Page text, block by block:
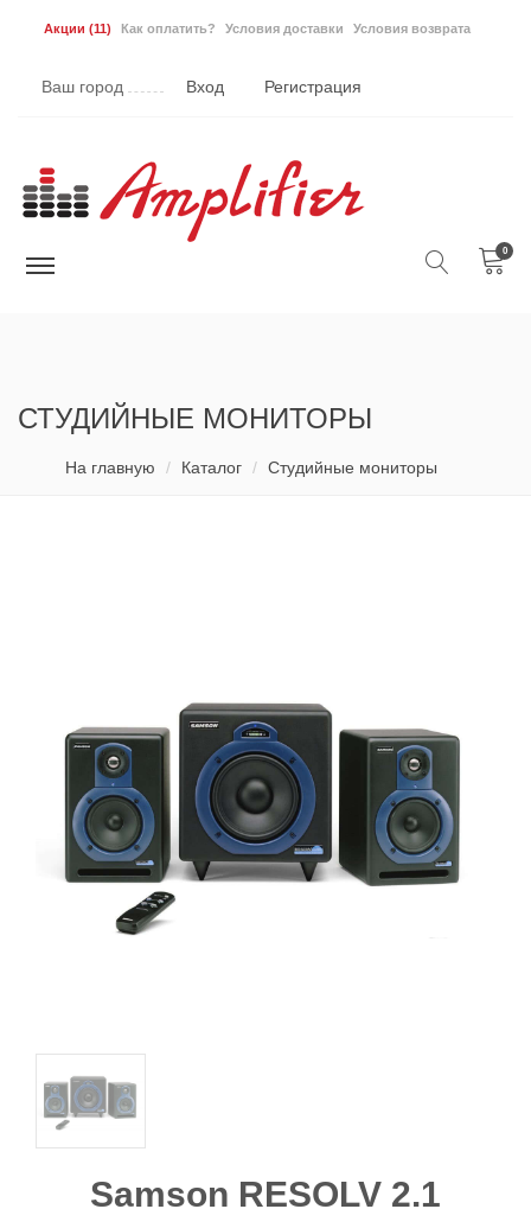
Акции (11) Как оплатить? Условия доставки Условия возврата
Ваш город Вход Регистрация
0
СТУДИЙНЫЕ МОНИТОРЫ
На главную Каталог Студийные мониторы
Samson RESOLV 2.1